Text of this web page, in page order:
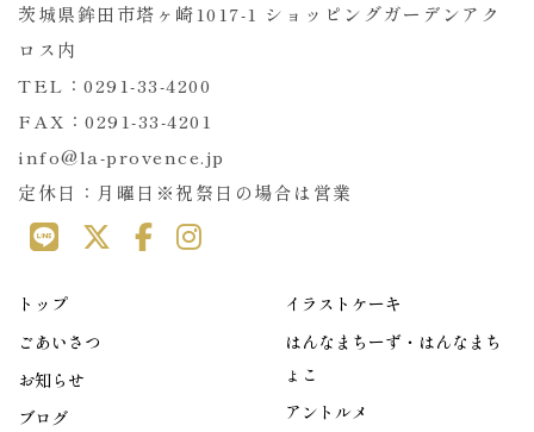
茨城県鉾田市塔ヶ崎1017-1 ショッピングガーデンアク
ロス内
TEL：0291-33-4200
FAX：0291-33-4201
info@la-provence.jp
定休日：月曜日※祝祭日の場合は営業
トップ
ごあいさつ
お知らせ
ブログ
イラストケーキ
はんなまちーず・はんなまち
ょこ
アントルメ